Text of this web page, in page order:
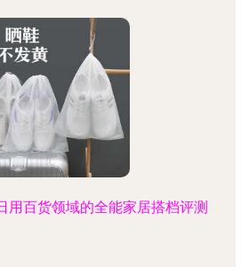
用百货领域的全能家居搭档评测